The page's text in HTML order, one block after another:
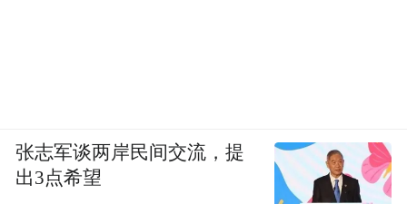
张志军谈两岸民间交流，提
出3点希望